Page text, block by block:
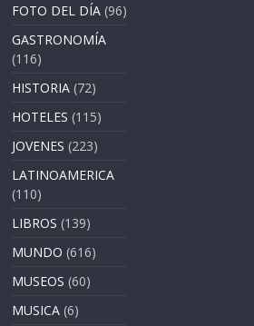
FOTO DEL DÍA (96)
GASTRONOMÍA
(116)
HISTORIA (72)
HOTELES (115)
JOVENES (223)
LATINOAMERICA
(110)
LIBROS (139)
MUNDO (616)
MUSEOS (60)
MUSICA (6)